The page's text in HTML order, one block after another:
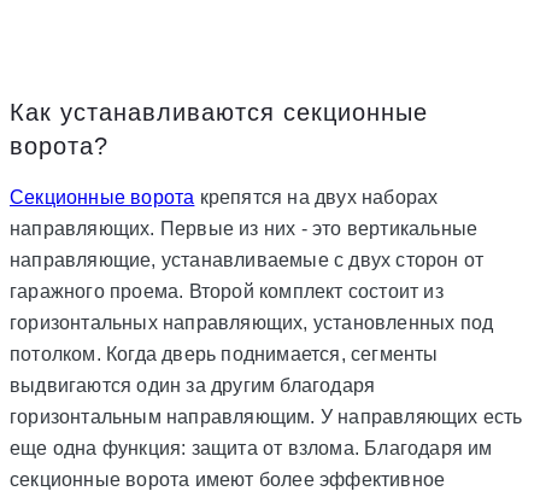
Как устанавливаются секционные
ворота?
Секционные ворота крепятся на двух наборах
направляющих. Первые из них - это вертикальные
направляющие, устанавливаемые с двух сторон от
гаражного проема. Второй комплект состоит из
горизонтальных направляющих, установленных под
потолком. Когда дверь поднимается, сегменты
выдвигаются один за другим благодаря
горизонтальным направляющим. У направляющих есть
еще одна функция: защита от взлома. Благодаря им
секционные ворота имеют более эффективное